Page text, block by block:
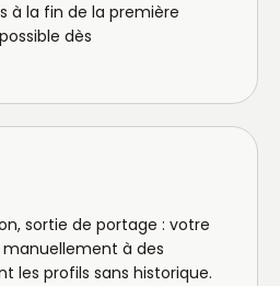
à la fin de la première
dès
sortie de portage : votre
à des
les profils sans historique.